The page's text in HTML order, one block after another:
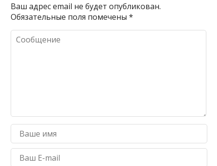
Ваш адрес email не будет опубликован.
Обязательные поля помечены*